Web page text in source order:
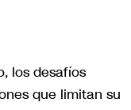
los desafíos
que limitan su